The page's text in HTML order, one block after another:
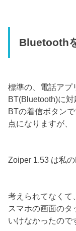
Bluetooth
標準の、電話アプ
BT(Bluetooth)に対
BTの着信ボタン
点になりますが、
Zoiper 1.53 は私
考えられてなくて
スマホの画面のタ
いけなかったので